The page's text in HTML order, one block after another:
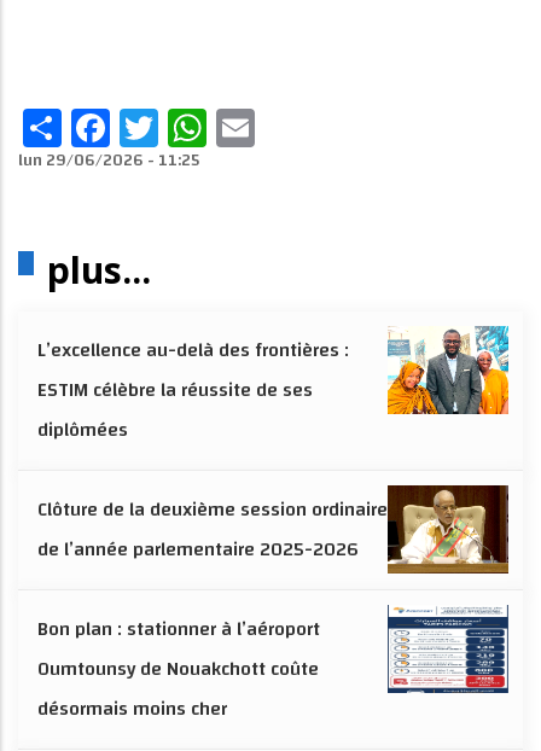
ShareFacebook
TwitterWhatsApp
lun 29/06/2026 - 11:25
plus...
L’excellence au-delà des frontières :
ESTIM célèbre la réussite de ses
diplômées
Clôture de la deuxième session ordinaire
de l’année parlementaire 2025-2026
Bon plan : stationner à l’aéroport
Oumtounsy de Nouakchott coûte
désormais moins cher